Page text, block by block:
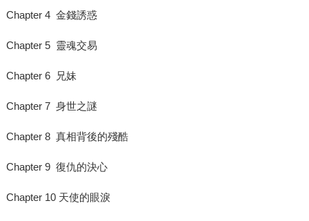
Chapter 4 金錢誘惑
Chapter 5 靈魂交易
Chapter 6 兄妹
Chapter 7 身世之謎
Chapter 8 真相背後的殘酷
Chapter 9 復仇的決心
Chapter 10 天使的眼淚